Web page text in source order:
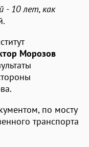
- 10 лет, как
Морозов
по мосту
транспорта